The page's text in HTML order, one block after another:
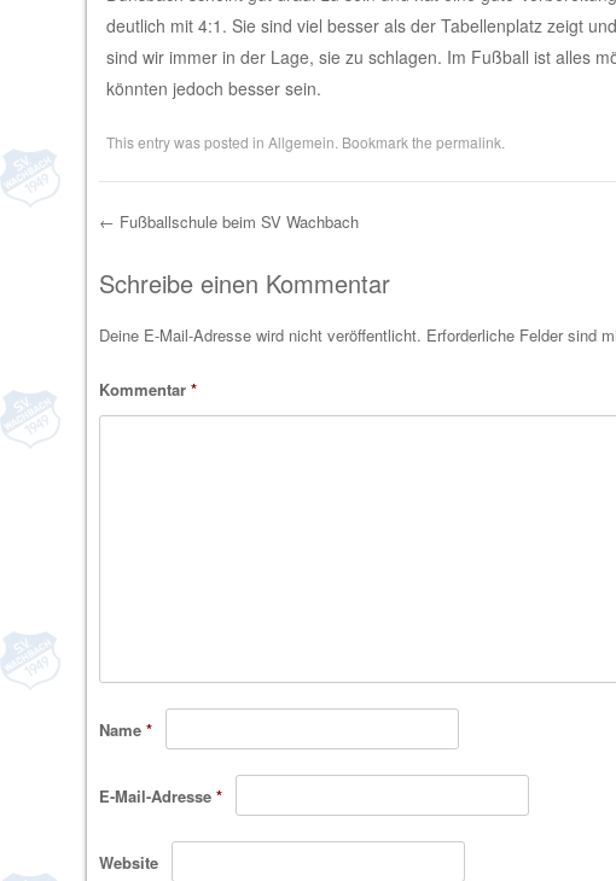
deutlich mit 4:1. Sie sind viel besser als der Tabellenplatz zeigt
sind wir immer in der Lage, sie zu schlagen. Im Fußball ist alles
könnten jedoch besser sein.
This entry was posted in Allgemein . Bookmark the permalink
Post navigation
← Fußballschule beim SV Wachbach
Schreibe einen Kommentar
Deine E-Mail-Adresse wird nicht veröffentlicht. Erforderliche Felder sind
Kommentar *
Name *
E-Mail-Adresse *
Website